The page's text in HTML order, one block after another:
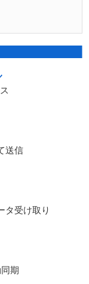
送信
タ受け取り
期